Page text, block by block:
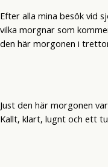
Efter alla mina besök vid
vilka morgnar som
den här morgonen i
Just den här morgonen
Kallt, klart, lugnt och ett